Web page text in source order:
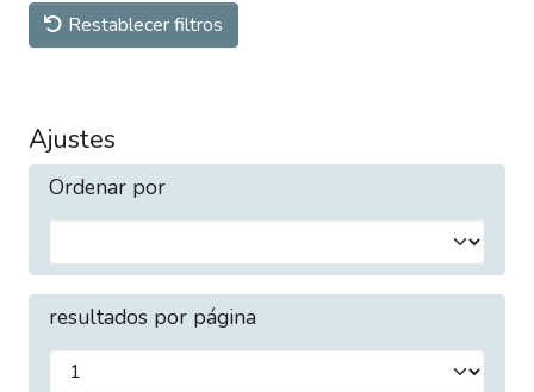
Restablecer filtros
Ajustes
Ordenar por
resultados por página